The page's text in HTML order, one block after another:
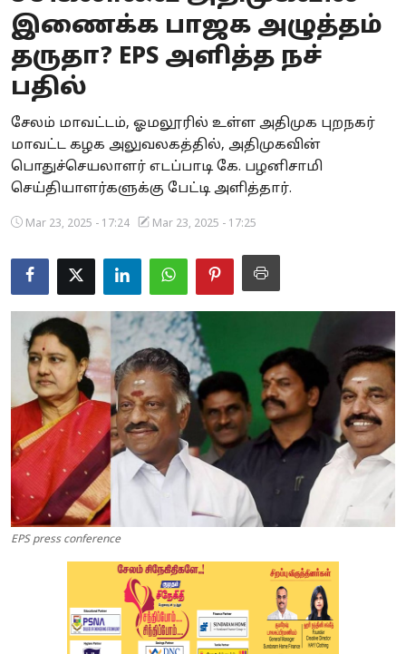
Business
Crime
National
World
Astrology
Spirituality
Weather
Politics
இணைக்க பாஜக அழுத்தம்
தருதா? EPS அளித்த நச்
பதில்
சேலம் மாவட்டம், ஓமலூரில் உள்ள அதிமுக புறநகர்
மாவட்ட கழக அலுவலகத்தில், அதிமுகவின்
பொதுச்செயலாளர் எடப்பாடி கே. பழனிசாமி
செய்தியாளர்களுக்கு பேட்டி அளித்தார்.
Mar 23, 2025 - 17:24 Mar 23, 2025 - 17:25
EPS press conference